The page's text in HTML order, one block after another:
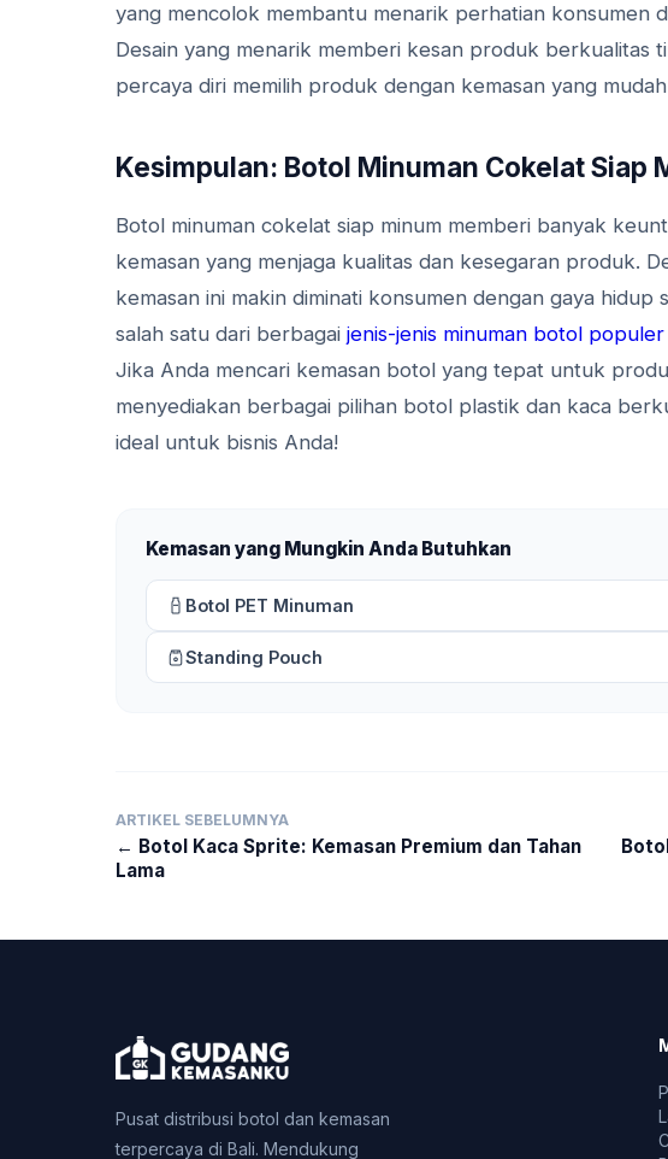
yang mencolok membantu menarik perhatian konsumen
Desain yang menarik memberi kesan produk berkualitas
percaya diri memilih produk dengan kemasan yang
Kesimpulan: Botol Minuman Cokelat Siap
Botol minuman cokelat siap minum memberi banyak
kemasan yang menjaga kualitas dan kesegaran produk.
kemasan ini makin diminati konsumen dengan gaya
salah satu dari berbagai jenis-jenis minuman botol populer
Jika Anda mencari kemasan botol yang tepat untuk
menyediakan berbagai pilihan botol plastik dan kaca
ideal untuk bisnis Anda!
Kemasan yang Mungkin Anda Butuhkan
Botol PET Minuman
Standing Pouch
ARTIKEL SEBELUMNYA
← Botol Kaca Sprite: Kemasan Premium dan Tahan
Lama
Pusat distribusi botol dan kemasan
terpercaya di Bali. Mendukung